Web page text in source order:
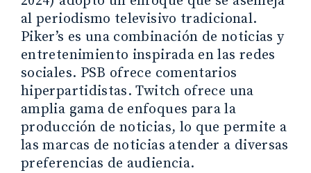
al periodismo televisivo tradicional.
Piker’s es una combinación de noticias y
entretenimiento inspirada en las redes
sociales. PSB ofrece comentarios
hiperpartidistas. Twitch ofrece una
amplia gama de enfoques para la
producción de noticias, lo que permite a
las marcas de noticias atender a diversas
preferencias de audiencia.